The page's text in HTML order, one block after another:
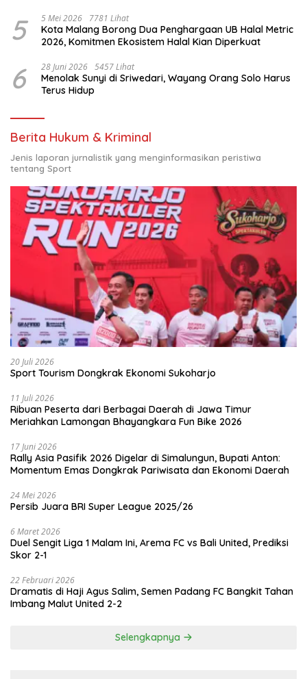
5 5 Mei 2026 7781 Lihat
Kota Malang Borong Dua Penghargaan UB Halal Metric
2026, Komitmen Ekosistem Halal Kian Diperkuat
6 28 Juni 2026 5457 Lihat
Menolak Sunyi di Sriwedari, Wayang Orang Solo Harus
Terus Hidup
Berita Hukum & Kriminal
Jenis laporan jurnalistik yang menginformasikan peristiwa
tentang Sport
20 Juli 2026
Sport Tourism Dongkrak Ekonomi Sukoharjo
11 Juli 2026
Ribuan Peserta dari Berbagai Daerah di Jawa Timur
Meriahkan Lamongan Bhayangkara Fun Bike 2026
17 Juni 2026
Rally Asia Pasifik 2026 Digelar di Simalungun, Bupati Anton:
Momentum Emas Dongkrak Pariwisata dan Ekonomi Daerah
24 Mei 2026
Persib Juara BRI Super League 2025/26
6 Maret 2026
Duel Sengit Liga 1 Malam Ini, Arema FC vs Bali United, Prediksi
Skor 2-1
22 Februari 2026
Dramatis di Haji Agus Salim, Semen Padang FC Bangkit Tahan
Imbang Malut United 2-2
Selengkapnya